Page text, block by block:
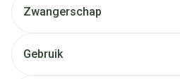
Zwangerschap
Gebruik